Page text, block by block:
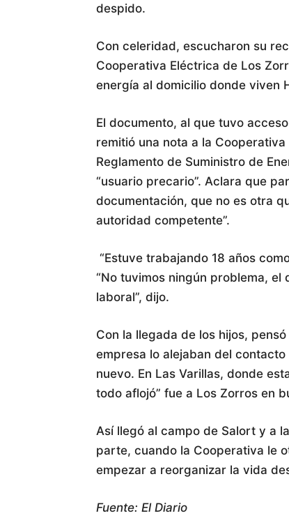
despido.
Con celeridad, escucharon su
Cooperativa Eléctrica de Los
energía al domicilio donde viven
El documento, al que tuvo
remitió una nota a la
Reglamento de Suministro de
“usuario precario”. Aclara que
documentación, que no es otra
autoridad competente”.
“Estuve trabajando 18 años
“No tuvimos ningún problema,
laboral”, dijo.
Con la llegada de los hijos,
empresa lo alejaban del
nuevo. En Las Varillas, donde
todo aflojó” fue a Los Zorros en
Así llegó al campo de Salort y a
parte, cuando la Cooperativa le
empezar a reorganizar la vida
Fuente: El Diario